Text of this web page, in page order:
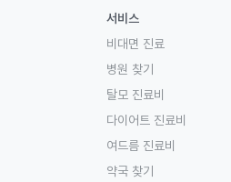
서비스
비대면 진료
병원 찾기
탈모 진료비
다이어트 진료비
여드름 진료비
약국 찾기